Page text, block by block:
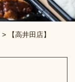
>
【高井田店】